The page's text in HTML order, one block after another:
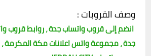
وصف القروبات :
انضم إلى قروب واتساب جدة ، روابط قروب
جدة ، مجموعة واتس اعلانات مكة المكرمة